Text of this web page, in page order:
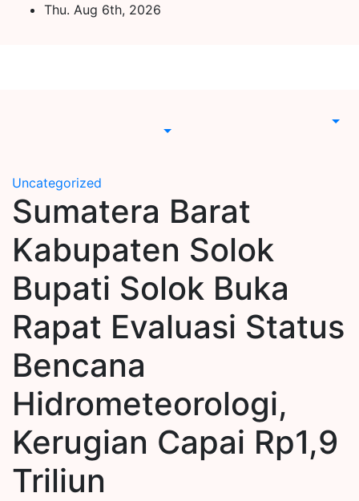
Thu. Aug 6th, 2026
Uncategorized
Sumatera Barat
Kabupaten Solok
Bupati Solok Buka
Rapat Evaluasi Status
Bencana
Hidrometeorologi,
Kerugian Capai Rp1,9
Triliun